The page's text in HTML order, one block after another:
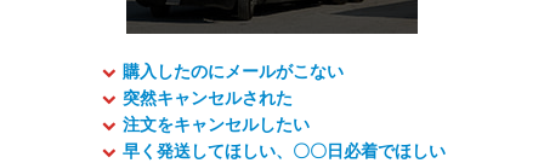
購入したのにメールがこない
突然キャンセルされた
注文をキャンセルしたい
早く発送してほしい、〇〇日必着でほしい